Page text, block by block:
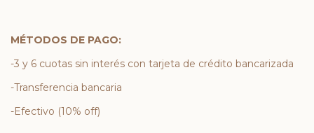
MÉTODOS DE PAGO:
-3 y 6 cuotas sin interés con tarjeta de crédito bancarizada
-Transferencia bancaria
-Efectivo (10% off)